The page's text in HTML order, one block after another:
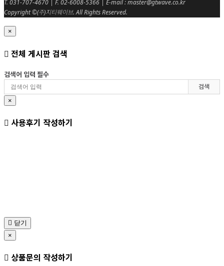
T. 031-707-4670 | F. 02-6008-5366 | E-mail : master@gtwave.co.kr
Copyright ©(주)지티웨이브. All Rights Reserved.
×
전체 게시판 검색
검색어 입력 필수
검색
×
사용후기 작성하기
닫기
×
상품문의 작성하기